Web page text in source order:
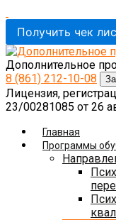
Получить чек
Дополнительное
8 (861) 212-10-08
Лицензия,
23/00281085 от 26
Главная
Программы